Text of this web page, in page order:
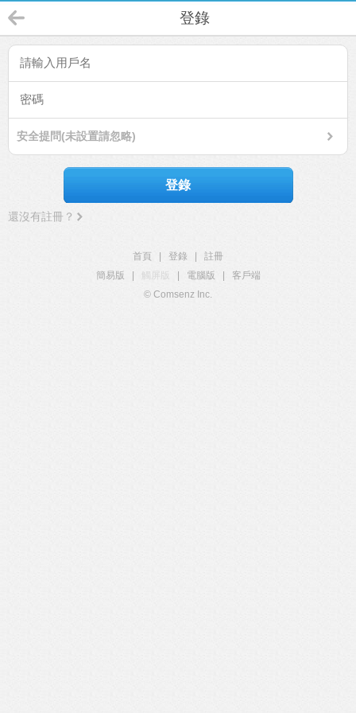
登錄
安全提問(未設置請忽略)
登錄
還沒有註冊？
首頁 登錄
註冊
簡易版
觸屏版 電腦版
客戶端
© Comsenz Inc.